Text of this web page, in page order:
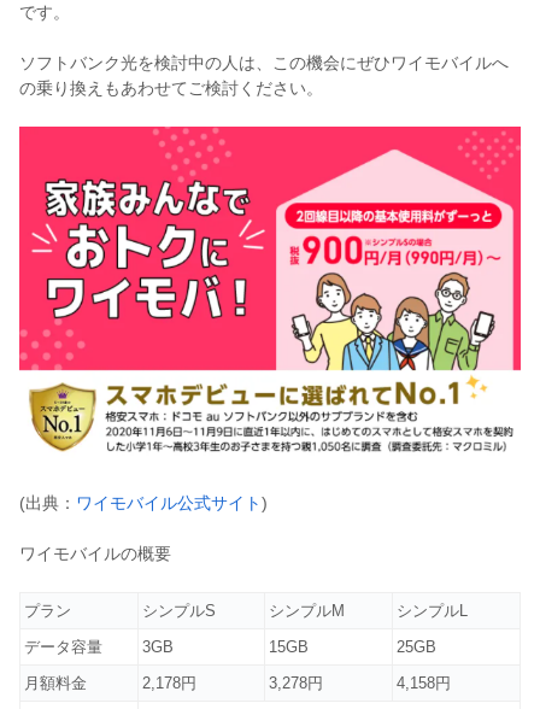
です。
ソフトバンク光を検討中の人は、この機会にぜひワイモバイルへ
の乗り換えもあわせてご検討ください。
(出典： ワイモバイル公式サイト)
ワイモバイルの概要
プラン シンプルS シンプルM
シンプルL
データ容量
3GB 15GB
25GB
月額料金
2,178円 3,278円
4,158円